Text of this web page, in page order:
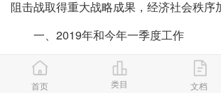
阻击战取得重大战略成果，经济社会秩序
一、2019年和今年一季度工作
2019年，我们始终以习近平新时代中
思想为指导，坚决贯彻习近平总书记重要
首页 类目 文档